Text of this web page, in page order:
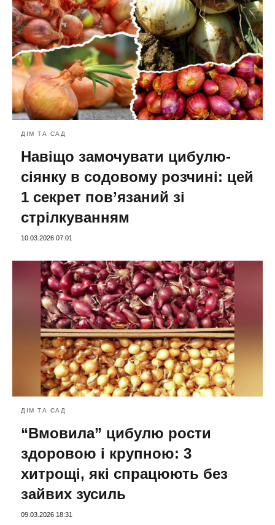
ДІМ ТА САД
Навіщо замочувати цибулю-
сіянку в содовому розчині: цей
1 секрет пов’язаний зі
стрілкуванням
10.03.2026 07:01
ДІМ ТА САД
“Вмовила” цибулю рости
здоровою і крупною: 3
хитрощі, які спрацюють без
зайвих зусиль
09.03.2026 18:31